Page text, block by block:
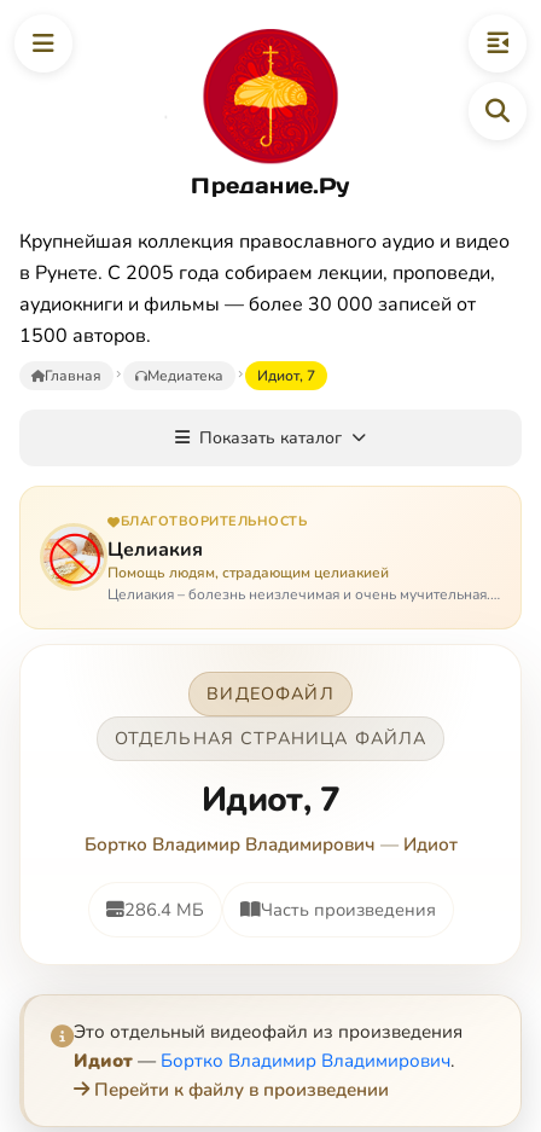
Предание.Ру
Крупнейшая коллекция православного аудио и видео
в Рунете. С 2005 года собираем лекции, проповеди,
аудиокниги и фильмы — более 30 000 записей от
1500 авторов.
Главная Медиатека Идиот, 7
Показать каталог
БЛАГОТВОРИТЕЛЬНОСТЬ
Целиакия
Помощь людям, страдающим целиакией
Целиакия – болезнь неизлечимая и очень мучительная.
целиакией страдает в одиночестве, не представляя
ВИДЕОФАЙЛ
ОТДЕЛЬНАЯ СТРАНИЦА ФАЙЛА
Идиот, 7
Бортко Владимир Владимирович — Идиот
286.4 МБ Часть произведения
Это отдельный видеофайл из произведения
Идиот — Бортко Владимир Владимирович.
Перейти к файлу в произведении